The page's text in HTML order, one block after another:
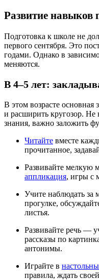
Развитие навыков
Подготовка к школе не
первого сентября. Это
годами. Однако в
меняются.
В 4–5 лет:
В этом возрасте основная
и расширить кругозор. Не
знания, важно заложить
Читайте вместе
прочитанное,
Развивайте мелкую
аппликация, игры с
Учите наблюдать за
прогулке,
листья.
Развивайте речь —
рассказы по
антонимы.
Играйте в
правила, ждать